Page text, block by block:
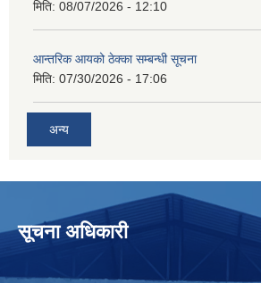
मिति: 08/07/2026 - 12:10
आन्तरिक आयको ठेक्का सम्बन्धी सूचना
मिति: 07/30/2026 - 17:06
अन्य
सूचना अधिकारी